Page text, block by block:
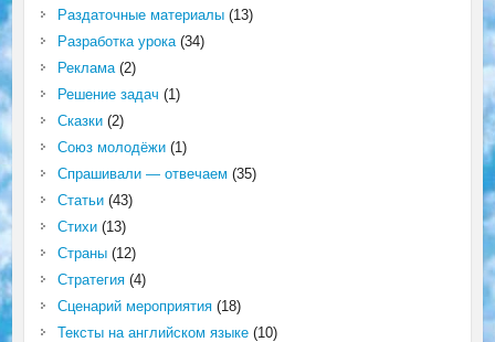
Раздаточные материалы(13)
Разработка урока(34)
Реклама(2)
Решение задач (1)
Сказки(2)
Союз молодёжи(1)
Спрашивали — отвечаем (35)
Статьи(43)
Стихи(13)
Страны(12)
Стратегия(4)
Сценарий мероприятия(18)
Тексты на английском языке(10)